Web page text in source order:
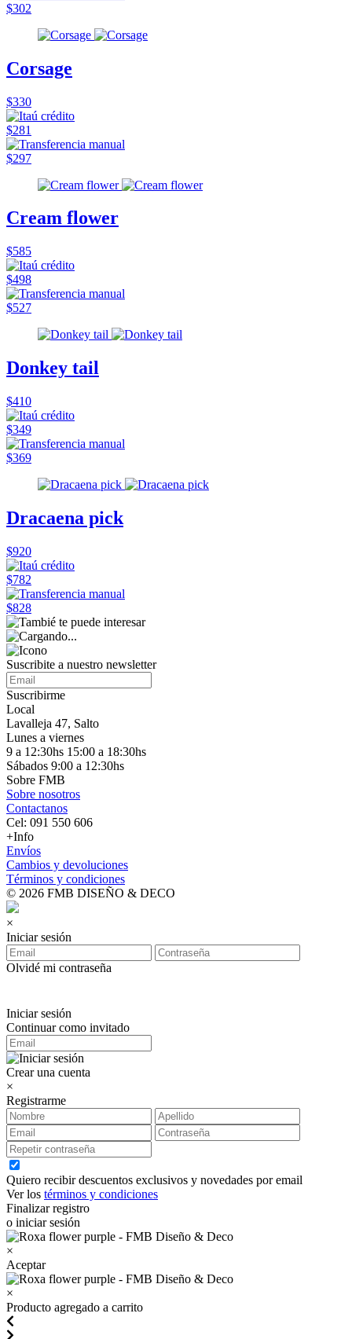
$302
Corsage
$330
$281
$297
Cream flower
$585
$498
$527
Donkey tail
$410
$349
$369
Dracaena pick
$920
$782
$828
Suscribite a nuestro newsletter
Suscribirme
Local
Lavalleja 47, Salto
Lunes a viernes
9 a 12:30hs 15:00 a 18:30hs
Sábados 9:00 a 12:30hs
Sobre FMB
Sobre nosotros
Contactanos
Cel: 091 550 606
+Info
Envíos
Cambios y devoluciones
Términos y condiciones
© 2026 FMB DISEÑO & DECO
×
Iniciar sesión
Olvidé mi contraseña
Iniciar sesión
Continuar como invitado
Crear una cuenta
×
Registrarme
Quiero recibir descuentos exclusivos y novedades por email
Ver los términos y condiciones
Finalizar registro
o iniciar sesión
×
Aceptar
×
Producto agregado a carrito